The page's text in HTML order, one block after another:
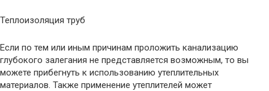
Теплоизоляция труб
Если по тем или иным причинам проложить канализацию
глубокого залегания не представляется возможным, то вы
можете прибегнуть к использованию утеплительных
материалов. Также применение утеплителей может